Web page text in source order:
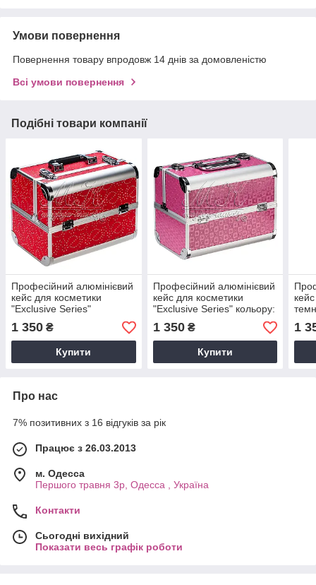
Умови повернення
Повернення товару впродовж 14 днів за домовленістю
Всі умови повернення
Подібні товари компанії
Професійний алюмінієвий
кейс для косметики
"Exclusive Series"
червоний візерунок
1 350 ₴
Купити
Професійний алюмінієвий
кейс для косметики
"Exclusive Series" кольору:
рожевий квадрат,
фіолетовий
1 350₴
Купити
1
Про нас
7% позитивних з 16 відгуків за рік
Працює з 26.03.2013
м. Одесса
Першого травня 3р, Одесса , Україна
Контакти
Сьогодні вихідний
Показати весь графік роботи